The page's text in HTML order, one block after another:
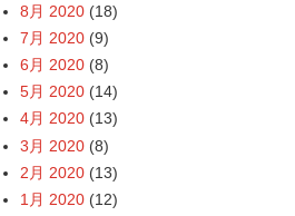
8月 2020 (18)
7月 2020 (9)
6月 2020 (8)
5月 2020 (14)
4月 2020 (13)
3月 2020 (8)
2月 2020 (13)
1月 2020 (12)